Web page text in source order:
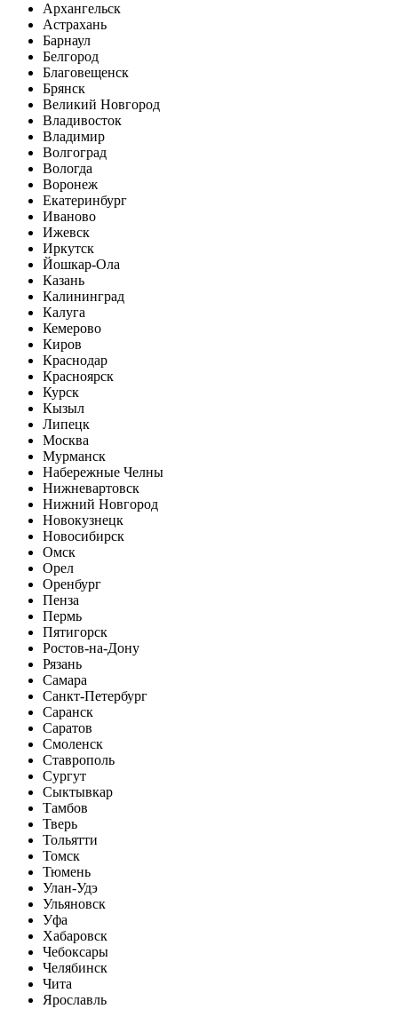
Архангельск
Астрахань
Барнаул
Белгород
Благовещенск
Брянск
Великий Новгород
Владивосток
Владимир
Волгоград
Вологда
Воронеж
Екатеринбург
Иваново
Ижевск
Иркутск
Йошкар-Ола
Казань
Калининград
Калуга
Кемерово
Киров
Краснодар
Красноярск
Курск
Кызыл
Липецк
Москва
Мурманск
Набережные Челны
Нижневартовск
Нижний Новгород
Новокузнецк
Новосибирск
Омск
Орел
Оренбург
Пенза
Пермь
Пятигорск
Ростов-на-Дону
Рязань
Самара
Санкт-Петербург
Саранск
Саратов
Смоленск
Ставрополь
Сургут
Сыктывкар
Тамбов
Тверь
Тольятти
Томск
Тюмень
Улан-Удэ
Ульяновск
Уфа
Хабаровск
Чебоксары
Челябинск
Чита
Ярославль